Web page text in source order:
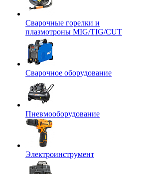
Сварочные горелки и
плазмотроны MIG/TIG/CUT
Сварочное оборудование
Пневмооборудование
Электроинструмент